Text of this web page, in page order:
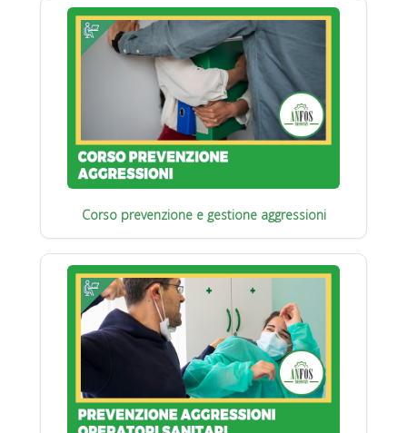
Corso prevenzione e gestione aggressioni